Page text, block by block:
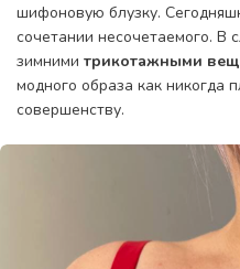
шифоновую блузку.
сочетании несочетаемого. В
зимними трикотажными
модного образа как никогда
совершенству.